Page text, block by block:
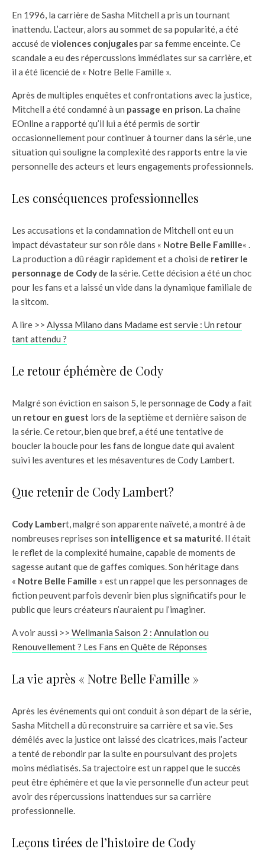
En 1996, la carrière de Sasha Mitchell a pris un tournant
inattendu. L’acteur, alors au sommet de sa popularité, a été
accusé deviolences conjugalespar sa femme enceinte. Ce
scandale a eu des répercussions immédiates sur sa carrière, et
il a été licencié de « Notre Belle Famille ».
Après de multiples enquêtes et confrontations avec la justice,
Mitchell a été condamné à un passage en prison. La chaîne
EOnline a rapporté qu’il lui a été permis de sortir
occasionnellement pour continuer à tourner dans la série, une
situation qui souligne la complexité des rapports entre la vie
personnelle des acteurs et leurs engagements professionnels.
Les conséquences professionnelles
Les accusations et la condamnation de Mitchell ont eu un
impact dévastateur sur son rôle dans « Notre Belle Famille« .
La production a dû réagir rapidement et a choisi de retirer le
personnage de Codyde la série. Cette décision a été un choc
pour les fans et a laissé un vide dans la dynamique familiale de
la sitcom.
A lire >> Alyssa Milano dans Madame est servie : Un retour
tant attendu ?
Le retour éphémère de Cody
Malgré son éviction en saison 5, le personnage de Codya fait
un retour en guest lors de la septième et dernière saison de
la série. Ce retour, bien que bref, a été une tentative de
boucler la boucle pour les fans de longue date qui avaient
suivi les aventures et les mésaventures de Cody Lambert.
Que retenir de Cody Lambert?
Cody Lambert, malgré son apparente naïveté, a montré à de
nombreuses reprises son intelligence et sa maturité. Il était
le reflet de la complexité humaine, capable de moments de
sagesse autant que de gaffes comiques. Son héritage dans
« Notre Belle Famille » est un rappel que les personnages de
fiction peuvent parfois devenir bien plus significatifs pour le
public que leurs créateurs n’auraient pu l’imaginer.
A voir aussi >> Wellmania Saison 2 : Annulation ou
Renouvellement ? Les Fans en Quête de Réponses
La vie après « Notre Belle Famille »
Après les événements qui ont conduit à son départ de la série,
Sasha Mitchell a dû reconstruire sa carrière et sa vie. Ses
démêlés avec la justice ont laissé des cicatrices, mais l’acteur
a tenté de rebondir par la suite en poursuivant des projets
moins médiatisés. Sa trajectoire est un rappel que le succès
peut être éphémère et que la vie personnelle d’un acteur peut
avoir des répercussions inattendues sur sa carrière
professionnelle.
Leçons tirées de l’histoire de Cody